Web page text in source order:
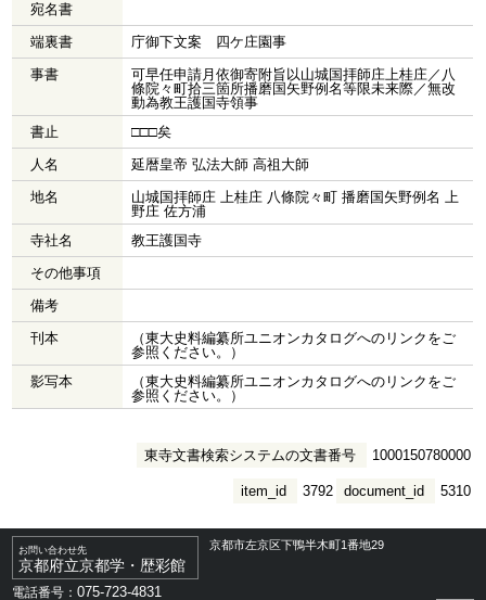
宛名書
端裏書
庁御下文案 四ケ庄園事
事書
可早任申請月依御寄附旨以山城国拝師庄上桂庄／八
條院々町拾三箇所播磨国矢野例名等限未来際／無改
動為教王護国寺領事
書止
□□□矣
人名
延暦皇帝 弘法大師 高祖大師
地名
山城国拝師庄 上桂庄 八條院々町 播磨国矢野例名 上
野庄 佐方浦
寺社名
教王護国寺
その他事項
備考
刊本
（東大史料編纂所ユニオンカタログへのリンクをご
参照ください。）
影写本
（東大史料編纂所ユニオンカタログへのリンクをご
参照ください。）
東寺文書検索システムの文書番号 1000150780000
document_id 5310
item_id 3792
お問い合わせ先
京都府立京都学・歴彩館
京都市左京区下鴨半木町1番地29
電話番号：075-723-4831